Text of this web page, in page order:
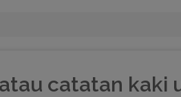
catatan kaki